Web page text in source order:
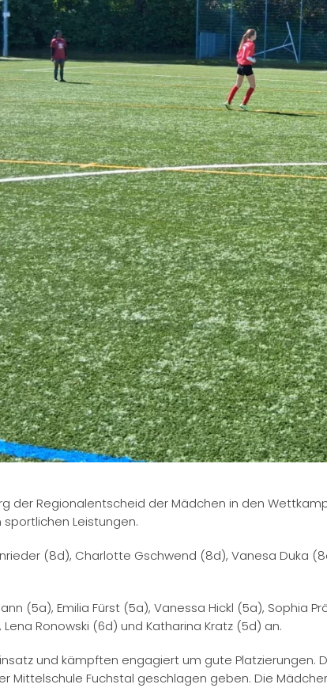
der Regionalentscheid der Mädchen in den
Leistungen.
(8d), Charlotte Gschwend (8d), Vanesa Duka
(5a), Emilia Fürst (5a), Vanessa Hickl (5a), Sophia
Ronowski (6d) und Katharina Kratz (5d) an.
und kämpften engagiert um gute Platzierungen.
Mittelschule Fuchstal geschlagen geben. Die